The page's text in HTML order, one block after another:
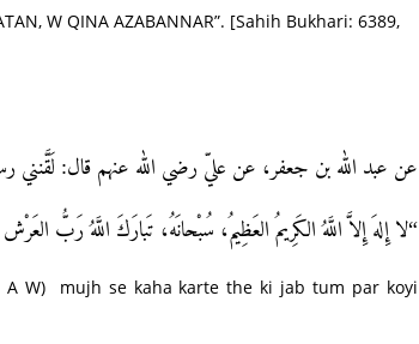
W QINA AZABANNAR”. [Sahih Bukhari: 6389,
عن عبد الله بن جعفر، عن عليّ رضي الله عنهم قال: لَقَّنني
“لا إِلهَ إِلاَّ اللَّهُ الكَرِيمُ العَظِيمُ، سُبْحانَهُ، تَبارَكَ اللَّهُ رَبُّ العَرْش
W) mujh se kaha karte the ki jab tum par koyi